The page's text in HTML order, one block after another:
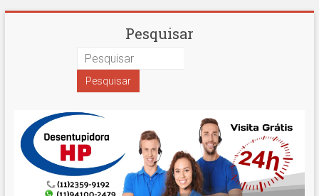
Desentupidora
Paulo
Hidro
Prime
Pesquisar